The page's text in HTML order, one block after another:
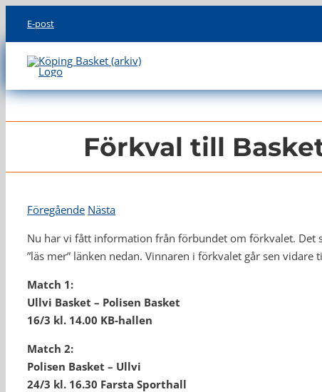
content
E-post
Förkval till
Föregående Nästa
Nu har vi fått information från förbundet om förkvalet. Det
”läs mer” länken nedan. Vinnaren i förkvalet går sen vidare
Match 1:
Ullvi Basket – Polisen Basket
16/3 kl. 14.00 KB-hallen
Match 2:
Polisen Basket – Ullvi
24/3 kl. 16.30 Farsta Sporthall